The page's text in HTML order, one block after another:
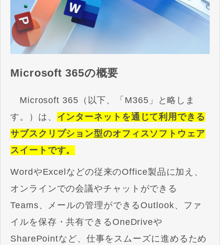
Microsoft 365の概要
Microsoft 365（以下、「M365」と略しま
す。）は、 インターネットを通じて利用できる
サブスクリプション型のオフィスソフトウェア
スイートです。
WordやExcelなどの従来のOffice製品に加え、
オンラインでの会議やチャットができる
Teams、メールの管理ができるOutlook、ファ
イルを保存・共有できるOneDriveや
SharePointなど、仕事をスムーズに進めるため